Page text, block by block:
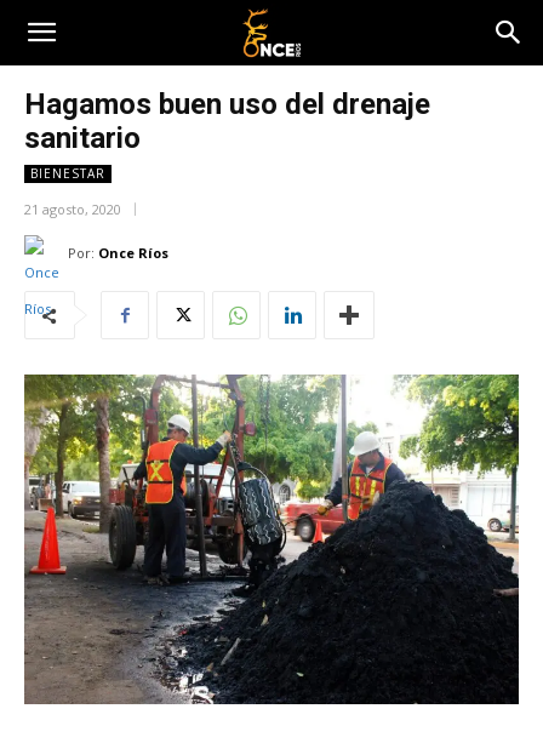
Hagamos buen uso del drenaje
sanitario
BIENESTAR
21 agosto, 2020
Por: Once Ríos